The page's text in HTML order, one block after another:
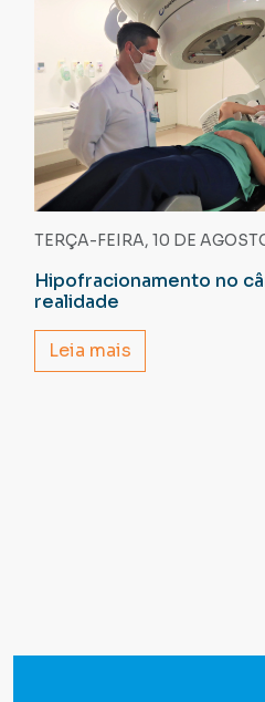
TERÇA-FEIRA, 10 DE
Hipofracionamento no
realidade
Leia mais